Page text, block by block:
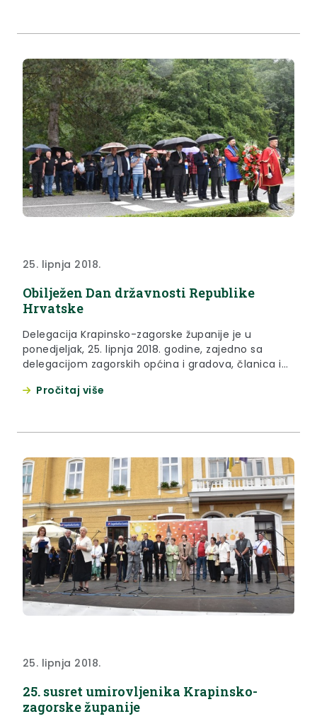
25. lipnja 2018.
Obilježen Dan državnosti Republike
Hrvatske
Delegacija Krapinsko-zagorske županije je u
ponedjeljak, 25. lipnja 2018. godine, zajedno sa
delegacijom zagorskih općina i gradova, članica i
unutarnjih poslova, Vatrogasne zajednice KZŽ te
Pročitaj više
25. lipnja 2018.
25. susret umirovljenika Krapinsko-
zagorske županije